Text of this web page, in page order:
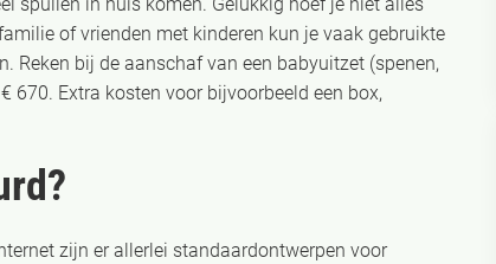
of vrienden met kinderen kun je vaak gebruikte
Reken bij de aanschaf van een babyuitzet (spenen,
670. Extra kosten voor bijvoorbeeld een box,
zijn er allerlei standaardontwerpen voor